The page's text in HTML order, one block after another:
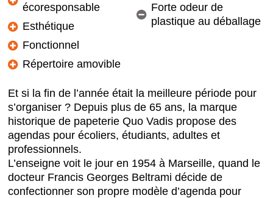
écoresponsable
Esthétique
Fonctionnel
Répertoire amovible
Forte odeur de
plastique au déballage
Et si la fin de l’année était la meilleure période pour
s’organiser ? Depuis plus de 65 ans, la marque
historique de papeterie Quo Vadis propose des
agendas pour écoliers, étudiants, adultes et
professionnels.
L’enseigne voit le jour en 1954 à Marseille, quand le
docteur Francis Georges Beltrami décide de
confectionner son propre modèle d’agenda pour